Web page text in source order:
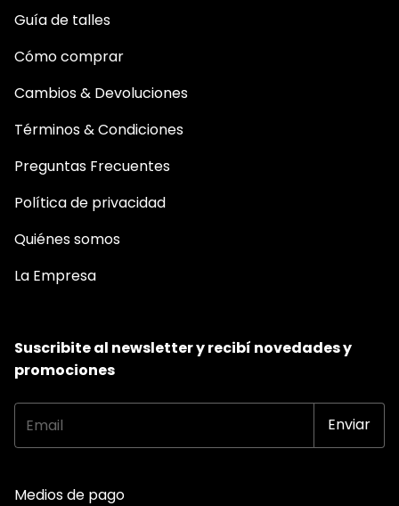
Guía de talles
Cómo comprar
Cambios & Devoluciones
Términos & Condiciones
Preguntas Frecuentes
Política de privacidad
Quiénes somos
La Empresa
Suscribite al newsletter y recibí novedades y
promociones
Medios de pago